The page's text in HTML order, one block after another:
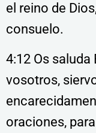
el reino de
consuelo.
4:12 Os saluda
vosotros,
oraciones,